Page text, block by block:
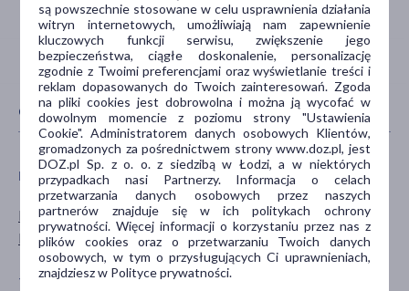
CECHY PRODUKTU
PŁEĆ
Mężczyzna
Kobieta
WIEK
dla dorosłych
dla seniorów
TYP PRODUKTU POSTAĆ
są powszechnie stosowane w celu usprawnienia działania
witryn internetowych, umożliwiają nam zapewnienie
kluczowych funkcji serwisu, zwiększenie jego
bezpieczeństwa, ciągłe doskonalenie, personalizację
zgodnie z Twoimi preferencjami oraz wyświetlanie treści i
reklam dopasowanych do Twoich zainteresowań. Zgoda
na pliki cookies jest dobrowolna i można ją wycofać w
dowolnym momencie z poziomu strony "Ustawienia
Cookie". Administratorem danych osobowych Klientów,
gromadzonych za pośrednictwem strony www.doz.pl, jest
DOZ.pl Sp. z o. o. z siedzibą w Łodzi, a w niektórych
przypadkach nasi Partnerzy. Informacja o celach
przetwarzania danych osobowych przez naszych
partnerów znajduje się w ich politykach ochrony
prywatności. Więcej informacji o korzystaniu przez nas z
plików cookies oraz o przetwarzaniu Twoich danych
osobowych, w tym o przysługujących Ci uprawnieniach,
znajdziesz w Polityce prywatności.